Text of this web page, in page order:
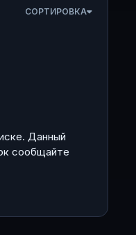
СОРТИРОВКА
Данный
сообщайте